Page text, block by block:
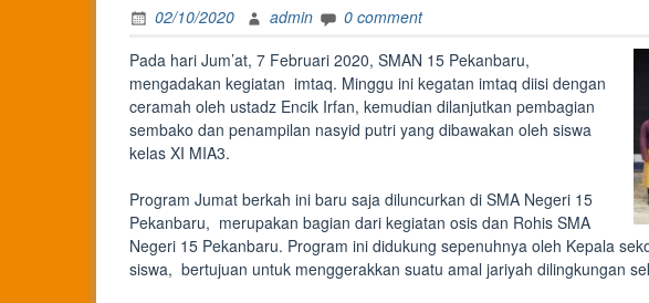
02/10/2020 admin
0 comment
Pada hari Jum’at, 7 Februari 2020, SMAN 15 Pekanbaru,
mengadakan kegiatan imtaq. Minggu ini kegatan imtaq diisi dengan
ceramah oleh ustadz Encik Irfan, kemudian dilanjutkan pembagian
sembako dan penampilan nasyid putri yang dibawakan oleh siswa
kelas XI MIA3.
Program Jumat berkah ini baru saja diluncurkan di SMA Negeri 15
Pekanbaru, merupakan bagian dari kegiatan osis dan Rohis SMA
Negeri 15 Pekanbaru. Program ini didukung sepenuhnya oleh Kepala
siswa, bertujuan untuk menggerakkan suatu amal jariyah dilingkungan